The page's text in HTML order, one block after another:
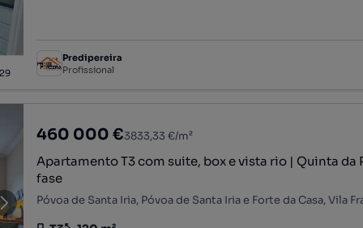
29
Predipereira
Profissional
460 000 €3833,33 €/m²
Apartamento T3 com suite, box e vista rio | Quinta da
fase